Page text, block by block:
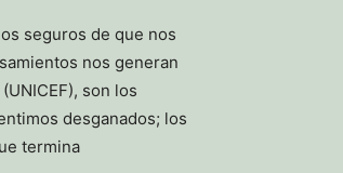
seguros de que nos
nos generan
son los
desganados; los
termina